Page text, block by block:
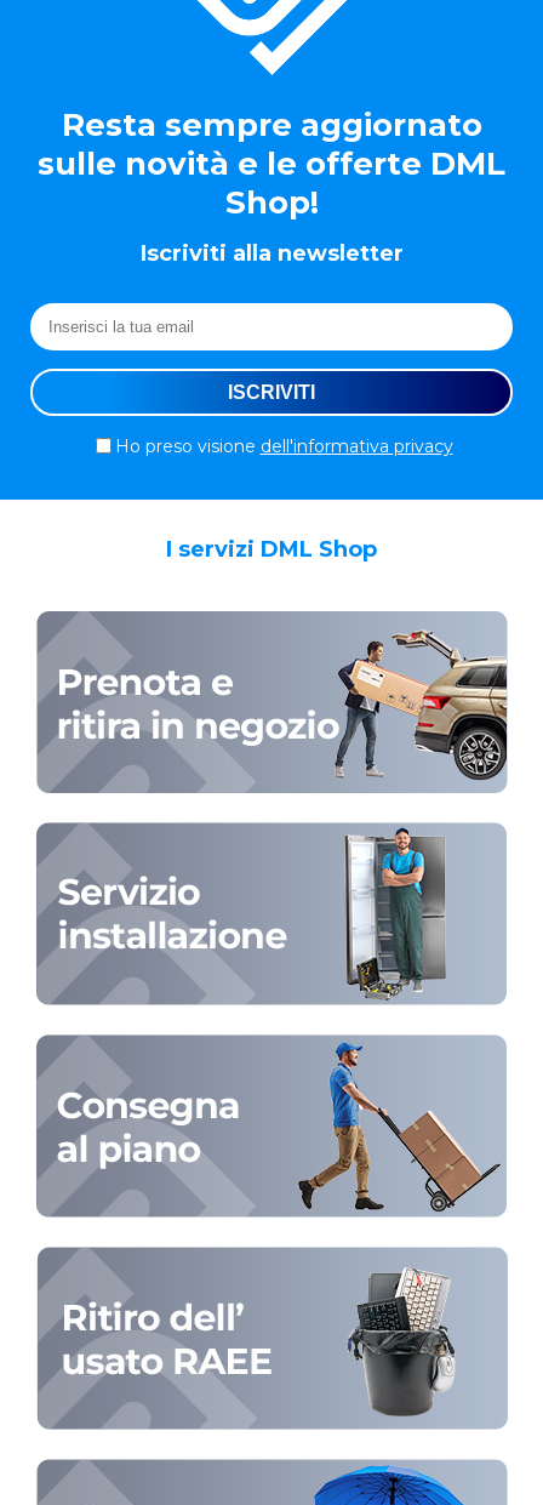
Resta sempre aggiornato
sulle novità e le offerte DML
Shop!
Iscriviti alla newsletter
Ho preso visione dell'informativa privacy
I servizi DML Shop